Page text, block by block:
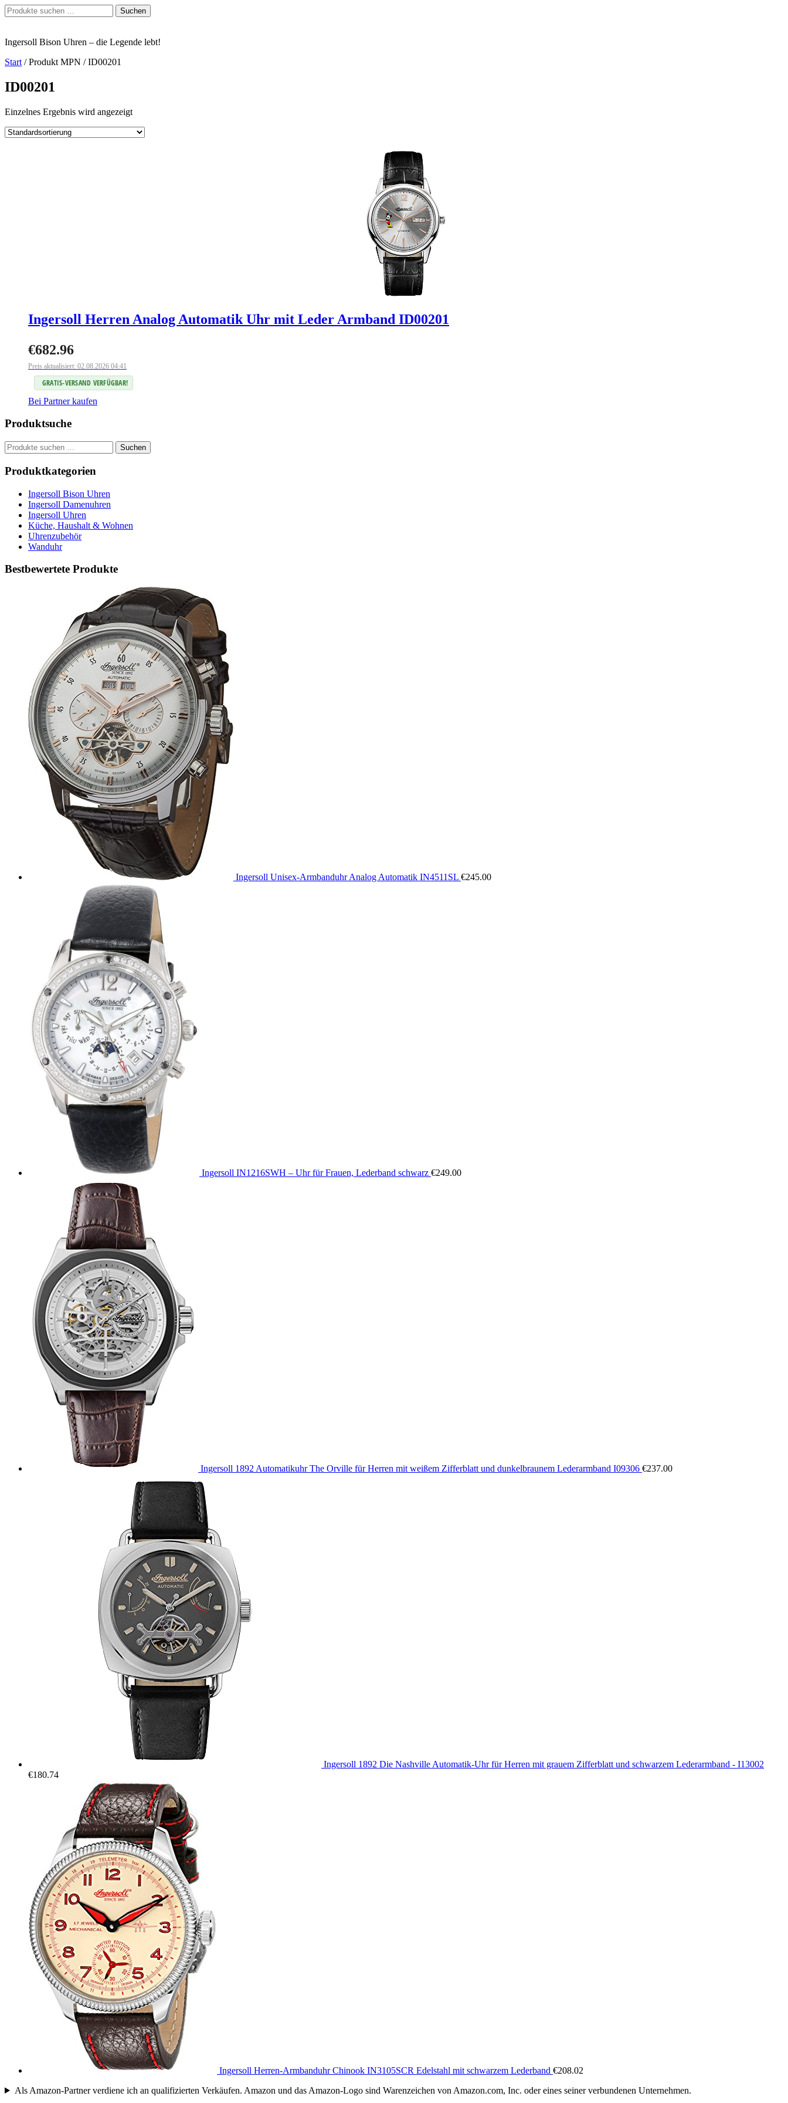
Zum
Inhalt
Suchen
nach:
Suchen
Ingersoll Bison Uhren – die Legende lebt!
Start / Produkt MPN / ID00201
ID00201
Einzelnes Ergebnis wird angezeigt
Ingersoll Herren Analog Automatik Uhr mit Leder Armband ID00201
€682.96
Preis aktualisiert: 02.08.2026 04:41
GRATIS-VERSAND VERFÜGBAR!
Bei Partner kaufen
Produktsuche
Suchen
nach:
Suchen
Produktkategorien
Ingersoll Bison Uhren
Ingersoll Damenuhren
Ingersoll Uhren
Küche, Haushalt & Wohnen
Uhrenzubehör
Wanduhr
Bestbewertete Produkte
Ingersoll Unisex-Armbanduhr Analog Automatik IN4511SL €245.00
Ingersoll IN1216SWH – Uhr für Frauen, Lederband schwarz €249.00
Ingersoll 1892 Automatikuhr The Orville für Herren mit weißem Zifferblatt und dunkelbraunem Lederarmband I09306 €237.00
Ingersoll 1892 Die Nashville Automatik-Uhr für Herren mit grauem Zifferblatt und schwarzem Lederarmband - I13002
€180.74
Ingersoll Herren-Armbanduhr Chinook IN3105SCR Edelstahl mit schwarzem Lederband €208.02
Als Amazon-Partner verdiene ich an qualifizierten Verkäufen. Amazon und das Amazon-Logo sind Warenzeichen von Amazon.com, Inc. oder eines seiner verbundenen Unternehmen.